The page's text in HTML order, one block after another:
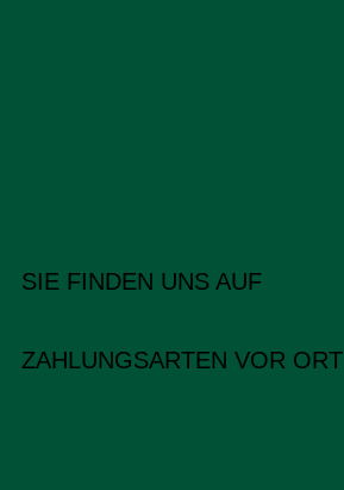
SIE FINDEN UNS AUF
ZAHLUNGSARTEN VOR ORT